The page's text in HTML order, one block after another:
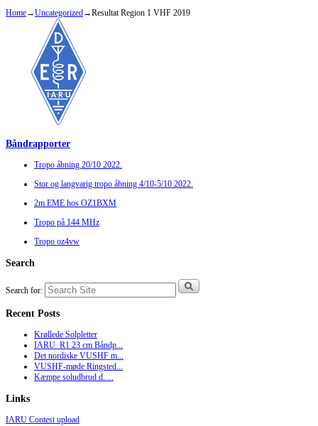
Home→Uncategorized→Resultat Region 1 VHF 2019
Båndrapporter
Tropo åbning 20/10 2022.
Stor og langvarig tropo åbning 4/10-5/10 2022.
2m EME hos OZ1BXM
Tropo på 144 MHz
Tropo oz4vw
Search
Search for:
Recent Posts
Krøllede Solpletter
IARU_R1 23 cm Båndp...
Det nordiske VUSHF m...
VUSHF-møde Ringsted...
Kæmpe soludbrud d. ...
Links
IARU Contest upload